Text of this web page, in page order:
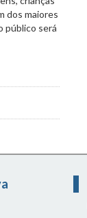
dos maiores
público será